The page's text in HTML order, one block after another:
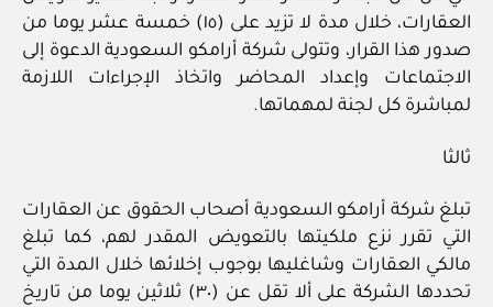
اﻟﻌﻘﺎرات، ﺧﻼل ﻣﺪة ﻻ ﺗﺰﻳﺪ ﻋﻠﻰ (١٥) ﺧﻤﺴﺔ ﻋﺸﺮ يوما ﻣﻦ
ﺻﺪور ﻫﺬا اﻟﻘﺮار، وﺗﺘﻮﻟﻰ ﺷﺮﻛﺔ أراﻣﻜﻮ اﻟﺴﻌﻮدﻳﺔ اﻟﺪﻋﻮة إﻟﻰ
اﻻﺟﺘﻤﺎﻋﺎت وإﻋﺪاد المحاضر واﺗﺨﺎذ اﻹﺟﺮاءات اﻟﻼزﻣﺔ
لمباشرة ﻛﻞ لجنة لمهماتها.
ثالثا
ﺗﺒﻠﻎ ﺷﺮﻛﺔ أراﻣﻜﻮ اﻟﺴﻌﻮدﻳﺔ أﺻﺤﺎب الحقوق ﻋﻦ اﻟﻌﻘﺎرات
اﻟﺘﻲ ﺗﻘﺮر ﻧﺰع ﻣﻠﻜﻴﺘﻬﺎ ﺑﺎﻟﺘﻌﻮﻳﺾ المقدر ﻟﻬﻢ، ﻛﻤﺎ ﺗﺒﻠﻎ
ﻣﺎﻟﻜﻲ اﻟﻌﻘﺎرات وﺷﺎﻏﻠﻴﻬﺎ ﺑﻮﺟﻮب إﺧﻼﺋﻬﺎ ﺧﻼل المدة اﻟﺘﻲ
تحددها اﻟﺸﺮﻛﺔ ﻋﻠﻰ أﻻ ﺗﻘﻞ ﻋﻦ (٣٠) ثلاثين ﻳﻮﻣﺎ ﻣﻦ ﺗﺎرﻳﺦ